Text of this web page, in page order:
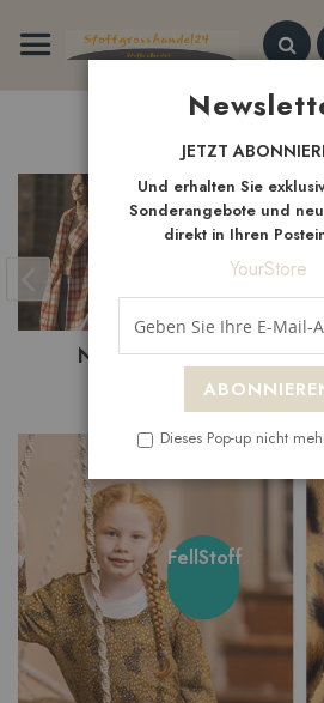
Inhalt
springen
Search
Neue
BEKLEIDUNGSTOFFE
unsere
FellStoff
JETZT
Und erhalten Sie
Sonderangebote und
direkt in Ihren
YourStore
Dieses Pop-up nicht